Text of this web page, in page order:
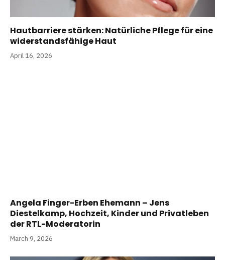
Hautbarriere stärken: Natürliche Pflege für eine
widerstandsfähige Haut
April 16, 2026
Angela Finger-Erben Ehemann – Jens
Diestelkamp, Hochzeit, Kinder und Privatleben
der RTL-Moderatorin
March 9, 2026